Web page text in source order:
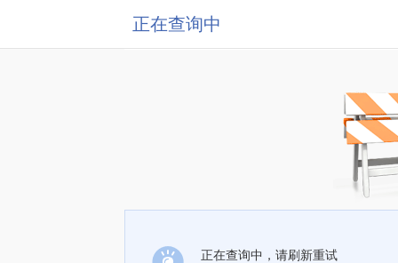
正在查询中
正在查询中，请刷新重试